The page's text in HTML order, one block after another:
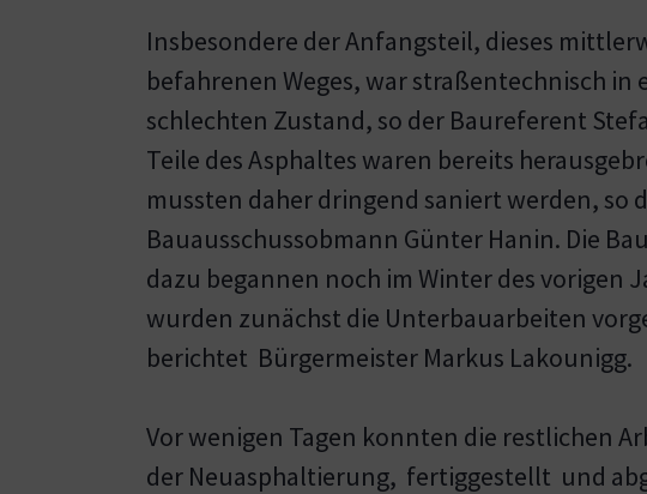
Insbesondere der Anfangsteil, dieses
befahrenen Weges, war straßentechnisch in
schlechten Zustand, so der Baureferent
Teile des Asphaltes waren bereits
mussten daher dringend saniert werden, so
Bauausschussobmann Günter Hanin. Die
dazu begannen noch im Winter des vorigen
wurden zunächst die Unterbauarbeiten
berichtet Bürgermeister Markus Lakounigg.
Vor wenigen Tagen konnten die restlichen
der Neuasphaltierung, fertiggestellt und